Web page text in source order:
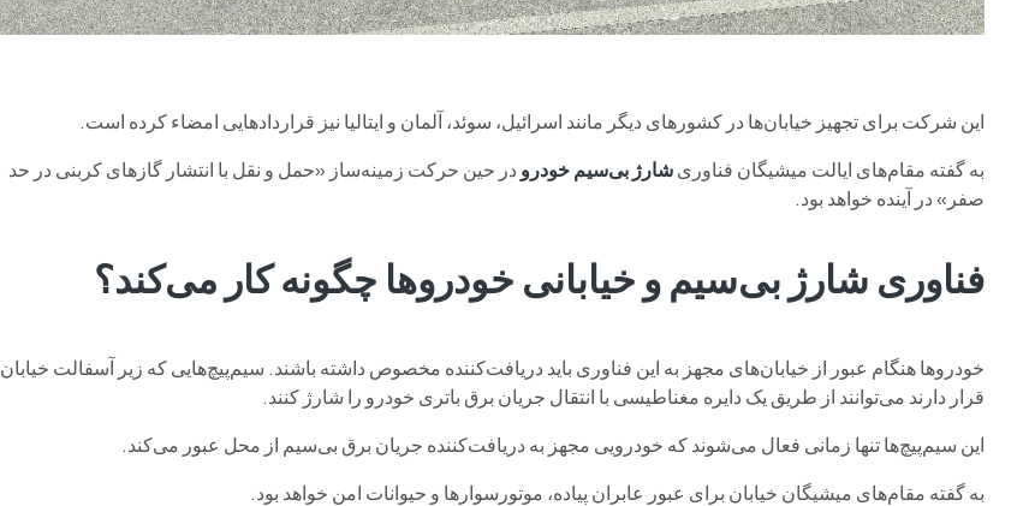
این شرکت برای تجهیز خیابان‌ها در کشورهای دیگر مانند اسرائیل، سوئد، آلمان و ایتالیا نیز قراردادهایی امضاء کرده است.
به گفته مقام‌های ایالت میشیگان فناوریشارژ بی‌سیم خودرو در حین حرکت زمینه‌ساز «حمل و نقل با انتشار گازهای کربنی در حد
صفر» در آینده خواهد بود.
فناوری شارژ بی‌سیم و خیابانی خودروها چگونه کار می‌کند؟
خودروها هنگام عبور از خیابان‌های مجهز به این فناوری باید دریافت‌کننده مخصوص داشته باشند. سیم‌پیچ‌هایی که زیر آسفالت خیابان
قرار دارند می‌توانند از طریق یک دایره مغناطیسی با انتقال جریان برق باتری خودرو را شارژ کنند.
این سیم‌پیچ‌ها تنها زمانی فعال می‌شوند که خودرویی مجهز به دریافت‌کننده جریان برق بی‌سیم از محل عبور می‌کند.
به گفته مقام‌های میشیگان خیابان برای عبور عابران پیاده، موتورسوارها و حیوانات امن خواهد بود.